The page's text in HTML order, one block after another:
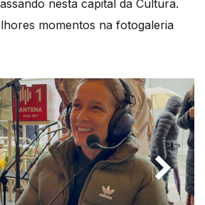
nesta capital da Cultura.
momentos na fotogaleria